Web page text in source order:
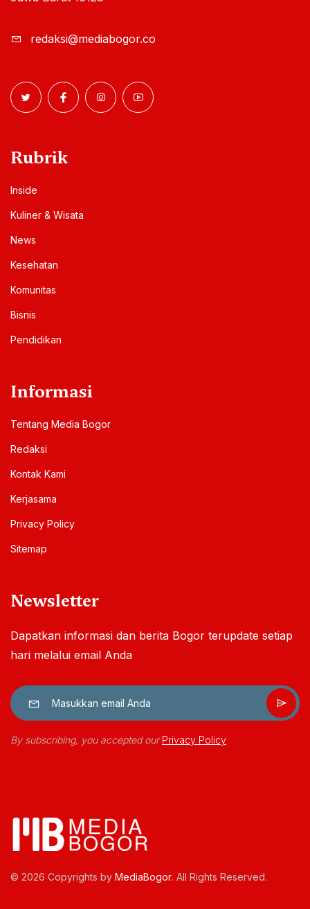
redaksi@mediabogor.co
Rubrik
Inside
Kuliner & Wisata
News
Kesehatan
Komunitas
Bisnis
Pendidikan
Informasi
Tentang Media Bogor
Redaksi
Kontak Kami
Kerjasama
Privacy Policy
Sitemap
Newsletter
Dapatkan informasi dan berita Bogor terupdate setiap
hari melalui email Anda
By subscribing, you accepted ourPrivacy Policy
© 2026 Copyrights by MediaBogor. All Rights Reserved.